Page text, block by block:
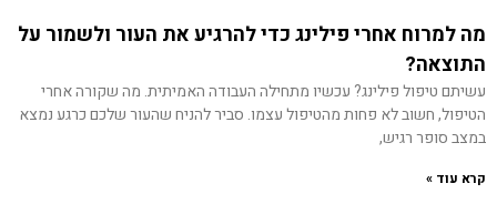
מה למרוח אחרי פילינג כדי להרגיע את העור ולשמור על
התוצאה?
עשיתם טיפול פילינג? עכשיו מתחילה העבודה האמיתית. מה שקורה אחרי
הטיפול, חשוב לא פחות מהטיפול עצמו. סביר להניח שהעור שלכם כרגע נמצא
במצב סופר רגיש,
קרא עוד »